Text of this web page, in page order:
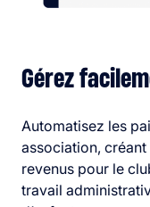
Gérez
Automatisez les
association,
revenus pour le
travail